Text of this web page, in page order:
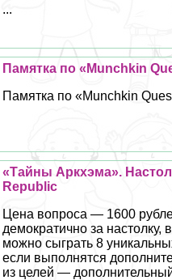
...
Памятка по «Munchkin
Памятка по «Munchkin
«Тайны Аркхэма».
Republic
Цена вопроса — 1600
демократично за настолку,
можно сыграть 8
если выполнятся
из целей —